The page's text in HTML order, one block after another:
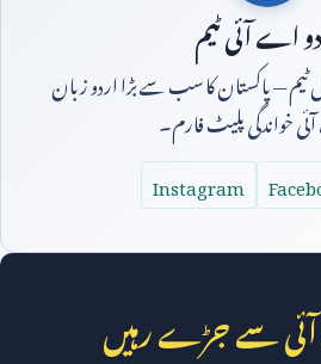
اے آئی ٹیم
ٹیم — پاکستان کا سب سے بڑا اردو زبان
خواندگی پلیٹ فارم۔
Instagram
سے جڑے رہیں